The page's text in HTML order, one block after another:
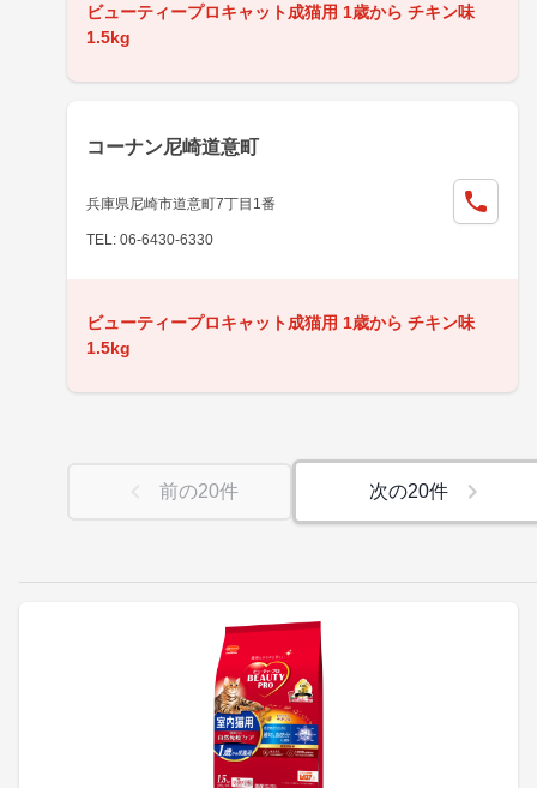
ビューティープロキャット成猫用 1歳から チキン味
1.5kg
コーナン尼崎道意町
兵庫県尼崎市道意町7丁目1番
TEL: 06-6430-6330
ビューティープロキャット成猫用 1歳から チキン味
1.5kg
前の20件 次の20件